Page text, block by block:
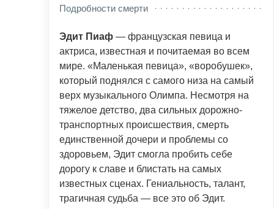
Подробности смерти
Эдит Пиаф — французская певица и
актриса, известная и почитаемая во всем
мире. «Маленькая певица», «воробушек»,
который поднялся с самого низа на самый
верх музыкального Олимпа. Несмотря на
тяжелое детство, два сильных дорожно-
транспортных происшествия, смерть
единственной дочери и проблемы со
здоровьем, Эдит смогла пробить себе
дорогу к славе и блистать на самых
известных сценах. Гениальность, талант,
трагичная судьба — все это об Эдит.